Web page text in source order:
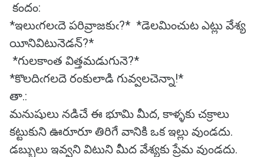
కందం:
*ఇలుఁగలఁదె పరివ్రాజకుఁ?* *డెలమించుట ఎట్లు వేశ్య
యీనివిటునెడన్?*
*గులకాంత విత్తమడుగునె?*
*కొలదిఁగలదె రంకులాడి గువ్వలచెన్నా!*
తా.:
మనుషులు నడిచే ఈ భూమి మీద, కాళ్ళకు చక్రాలు
కట్టుకుని ఊరూరూ తిరిగే వానికి ఒక ఇల్లు వుండదు.
డబ్బులు ఇవ్వని విటుని మీద వేశ్యకు ప్రేమ వుండదు.